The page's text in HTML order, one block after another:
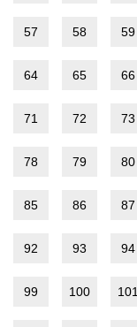
57 58 59
64 65 66
71 72 73
78 79 80
85 86 87
92 93 94
99 100 101